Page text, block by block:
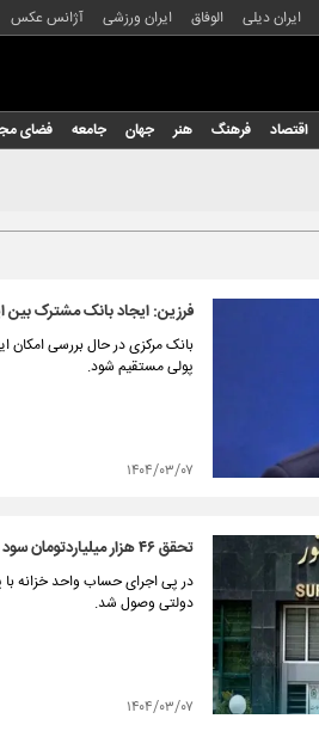
ایران دیلی الوفاق ایران ورزشی آژانس عکس
اقتصاد فرهنگ هنر جهان جامعه فضای
فرزین: ایجاد بانک مشترک
بانک مرکزی در حال بررسی امکان
پولی مستقیم شود.
۱۴۰۴/۰۳/۰۷
تحقق ۴۶ هزار میلیاردتومان سود سهام معوق شرکت‌های دولتی
دولتی وصول شد.
۱۴۰۴/۰۳/۰۷